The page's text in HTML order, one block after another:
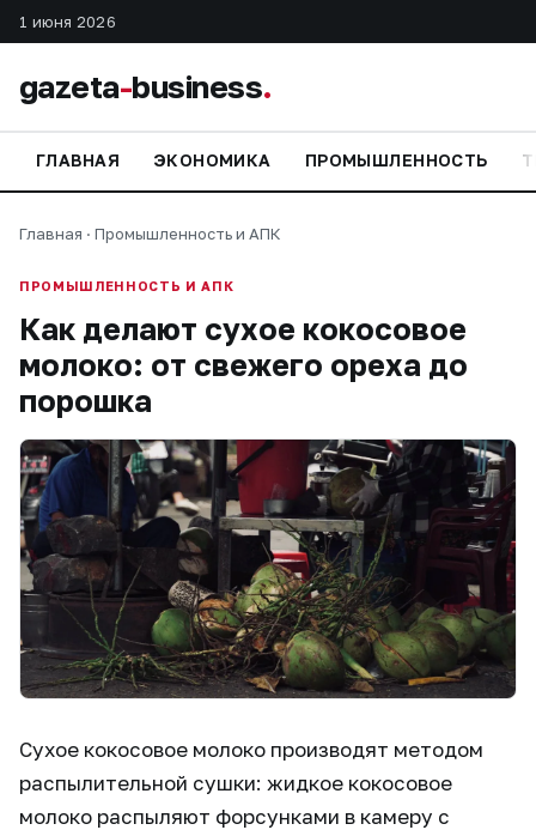
1 июня 2026
gazeta-business.
ГЛАВНАЯ ЭКОНОМИКА ПРОМЫШЛЕННОСТЬ
Главная · Промышленность и АПК
ПРОМЫШЛЕННОСТЬ И АПК
Как делают сухое кокосовое
молоко: от свежего ореха до
порошка
Сухое кокосовое молоко производят методом
распылительной сушки: жидкое кокосовое
молоко распыляют форсунками в камеру с